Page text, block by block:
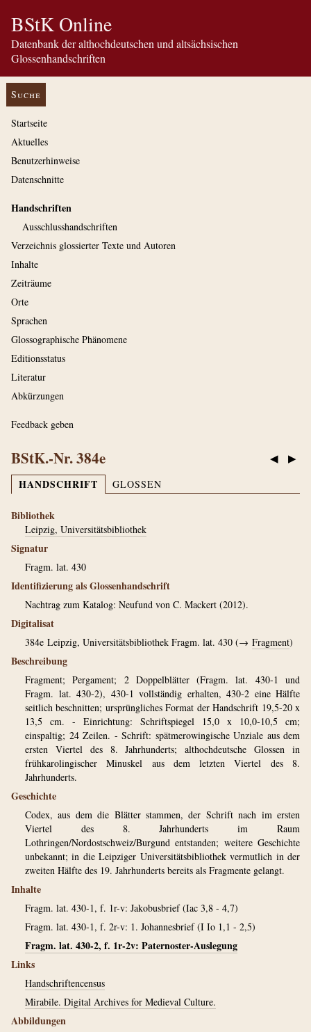
BStK Online
Datenbank der althochdeutschen und altsächsischen
Glossenhandschriften
Suche
Startseite
Aktuelles
Benutzerhinweise
Datenschnitte
Handschriften
Ausschluss­handschriften
Verzeichnis glossierter Texte und Autoren
Inhalte
Zeiträume
Orte
Sprachen
Glossographische Phänomene
Editionsstatus
Literatur
Abkürzungen
Feedback geben
◀ ▶
BStK.-Nr. 384e
HANDSCHRIFT GLOSSEN
Bibliothek
Leipzig, Universitätsbibliothek
Signatur
Fragm. lat. 430
Identifizierung als Glossenhandschrift
Nachtrag zum Katalog: Neufund von C. Mackert (2012).
Digitalisat
384e Leipzig, Universitätsbibliothek Fragm. lat. 430 (→ Fragment)
Beschreibung
Fragment; Pergament; 2 Doppelblätter (Fragm. lat. 430-1 und
Fragm. lat. 430-2), 430-1 vollständig erhalten, 430-2 eine Hälfte
seitlich beschnitten; ursprüngliches Format der Handschrift 19,5-20 x
13,5 cm. - Einrichtung: Schriftspiegel 15,0 x 10,0-10,5 cm;
einspaltig; 24 Zeilen. - Schrift: spätmerowingische Unziale aus dem
ersten Viertel des 8. Jahrhunderts; althochdeutsche Glossen in
frühkarolingischer Minuskel aus dem letzten Viertel des 8.
Jahrhunderts.
Geschichte
Codex, aus dem die Blätter stammen, der Schrift nach im ersten
Viertel des 8. Jahrhunderts im Raum
Lothringen/Nordostschweiz/Burgund entstanden; weitere Geschichte
unbekannt; in die Leipziger Universitätsbibliothek vermutlich in der
zweiten Hälfte des 19. Jahrhunderts bereits als Fragmente gelangt.
Inhalte
Fragm. lat. 430-1, f. 1r-v: Jakobusbrief (Iac 3,8 - 4,7)
Fragm. lat. 430-1, f. 2r-v: 1. Johannesbrief (I Io 1,1 - 2,5)
Fragm. lat. 430-2, f. 1r-2v: Paternoster-Auslegung
Links
Handschriftencensus
Mirabile. Digital Archives for Medieval Culture.
Abbildungen